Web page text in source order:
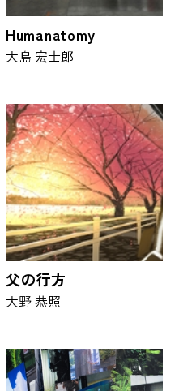
Humanatomy
大島 宏士郎
父の行方
大野 恭照